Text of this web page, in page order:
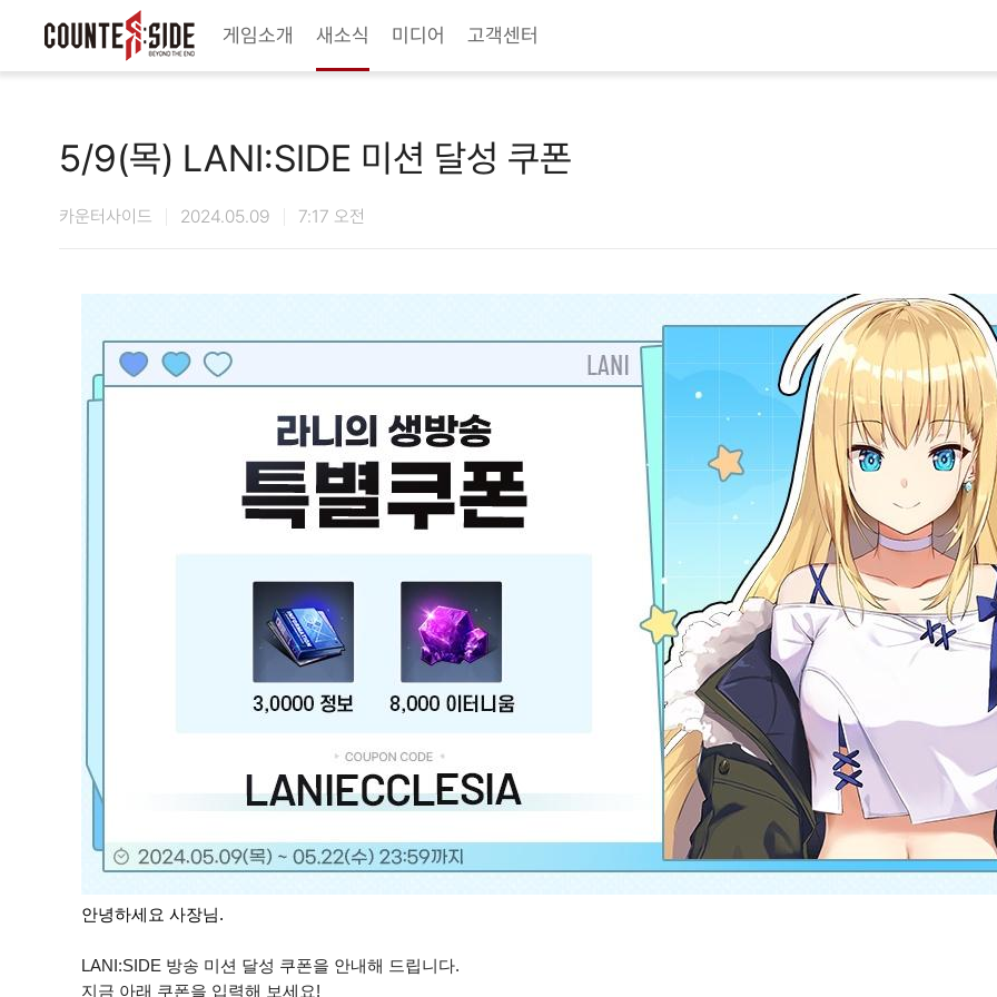
게임소개 새소식 미디어 고객센터
TwitterYoutubeNaver Game
Steam
5/9(목) LANI:SIDE 미션 달성 쿠폰
카운터사이드 2024.05.09 7:17 오전
안녕하세요 사장님.
LANI:SIDE 방송 미션 달성 쿠폰을 안내해 드립니다.
지금 아래 쿠폰을 입력해 보세요!